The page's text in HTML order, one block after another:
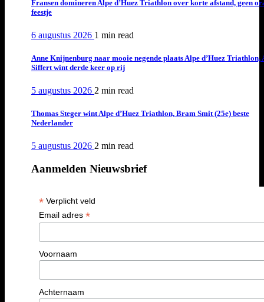
Fransen domineren Alpe d’Huez Triathlon over korte afstand, geen
feestje
6 augustus 2026 1 min read
Anne Knijnenburg naar mooie negende plaats Alpe d’Huez Triathlon,
Siffert wint derde keer op rij
5 augustus 2026 2 min read
Thomas Steger wint Alpe d’Huez Triathlon, Bram Smit (25e) beste
Nederlander
5 augustus 2026 2 min read
Aanmelden Nieuwsbrief
*Verplicht veld
Email adres *
Voornaam
Achternaam